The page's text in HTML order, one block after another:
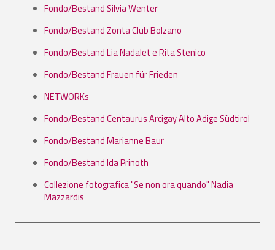
Fondo/Bestand Silvia Wenter
Fondo/Bestand Zonta Club Bolzano
Fondo/Bestand Lia Nadalet e Rita Stenico
Fondo/Bestand Frauen für Frieden
NETWORKs
Fondo/Bestand Centaurus Arcigay Alto Adige Südtirol
Fondo/Bestand Marianne Baur
Fondo/Bestand Ida Prinoth
Collezione fotografica "Se non ora quando" Nadia
Mazzardis